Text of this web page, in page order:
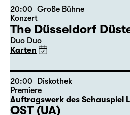
Karten nur an der Theaterkasse
20:00
Große Bühne
The Düsseldorf
Duo Duo
Karten